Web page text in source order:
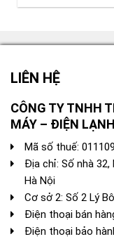
LIÊN HỆ
CÔNG TY TNHH
MÁY – ĐIỆN
Mã số thuế:
Địa chỉ: Số nhà
Hà Nội
Cơ sở 2: Số 2 Lý
Điện thoại bán
Điện thoại bảo